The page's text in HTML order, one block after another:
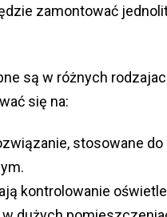
zamontować
są w różnych
się na:
stosowane do
kontrolowanie